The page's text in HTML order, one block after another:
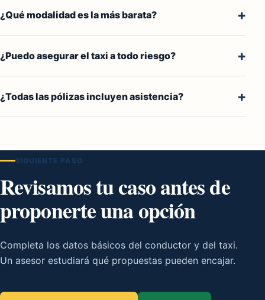
¿Qué modalidad es la más barata?
¿Puedo asegurar el taxi a todo riesgo?
¿Todas las pólizas incluyen asistencia?
SIGUIENTE PASO
Revisamos tu caso antes de
proponerte una opción
Completa los datos básicos del conductor y del taxi.
Un asesor estudiará qué propuestas pueden encajar.